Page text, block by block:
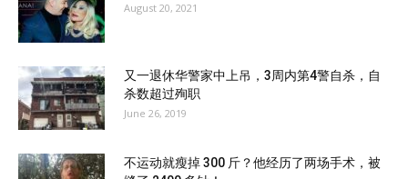
August 20, 2021
又一退休华警家中上吊，3周内第4警自杀，自
杀数超过殉职
June 26, 2019
不运动就瘦掉 300 斤？他经历了两场手术，被